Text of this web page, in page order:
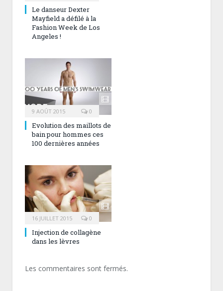
Le danseur Dexter
Mayfield a défilé à la
Fashion Week de Los
Angeles !
9 AOÛT 2015 0
Evolution des maillots de
bain pour hommes ces
100 dernières années
16 JUILLET 2015 0
Injection de collagène
dans les lèvres
Les commentaires sont fermés.